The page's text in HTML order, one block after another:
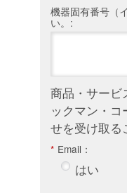
機器固有番号（
い。:
商品・サービ
ックマン・
せを受け取る
* Email：
はい